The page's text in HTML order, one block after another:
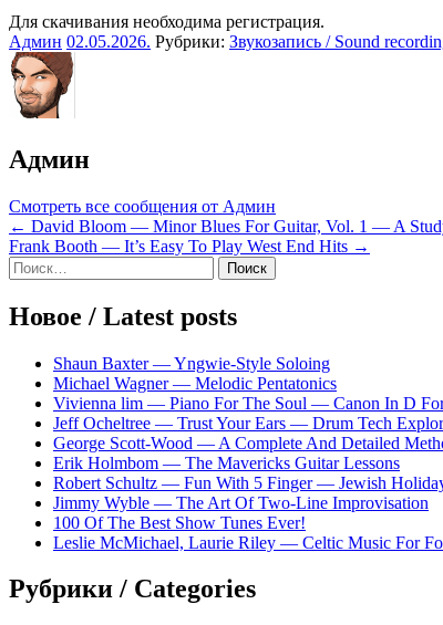
Для скачивания необходима регистрация.
Админ 02.05.2026. Рубрики: Звукозапись / Sound
Админ
Смотреть все сообщения от Админ
Навигация
по
записям
← David Bloom — Minor Blues For Guitar, Vol. 1 — A
Frank Booth — It’s Easy To Play West End Hits →
Sidebar
Найти:
Новое / Latest posts
Shaun Baxter — Yngwie-Style Soloing
Michael Wagner — Melodic Pentatonics
Vivienna lim — Piano For The Soul — Canon In D
Jeff Ocheltree — Trust Your Ears — Drum Tech
George Scott-Wood — A Complete And Detailed
Erik Holmbom — The Mavericks Guitar Lessons
Robert Schultz — Fun With 5 Finger — Jewish
Jimmy Wyble — The Art Of Two-Line Improvisation
100 Of The Best Show Tunes Ever!
Leslie McMichael, Laurie Riley — Celtic Music For
Рубрики / Categories